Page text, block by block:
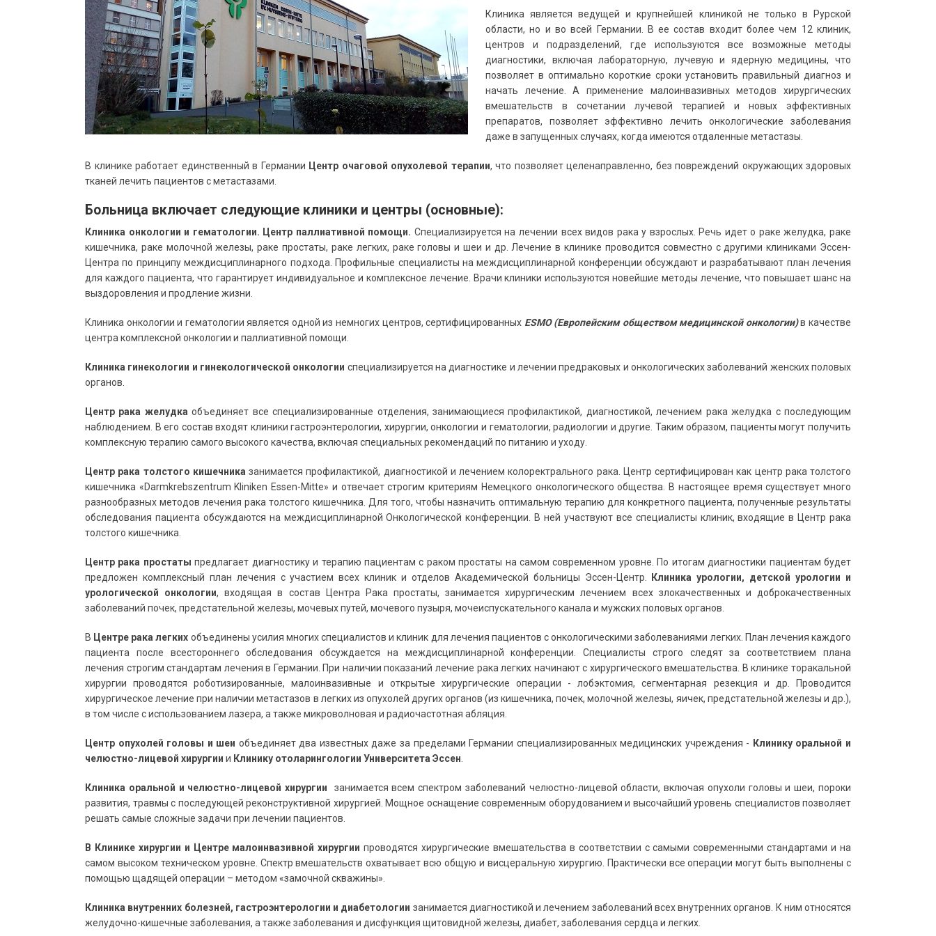
Клиника является ведущей и крупнейшей клиникой не только в Рурской
области, но и во всей Германии. В ее состав входит более чем 12 клиник,
центров и подразделений, где используются все возможные методы
диагностики, включая лабораторную, лучевую и ядерную медицины, что
позволяет в оптимально короткие сроки установить правильный диагноз и
начать лечение. А применение малоинвазивных методов хирургических
вмешательств в сочетании лучевой терапией и новых эффективных
препаратов, позволяет эффективно лечить онкологические заболевания
даже в запущенных случаях, когда имеются отдаленные метастазы.
В клинике работает единственный в Германии Центр очаговой опухолевой терапии, что позволяет целенаправленно, без повреждений окружающих здоровых
тканей лечить пациентов с метастазами.
Больница включает следующие клиники и центры (основные):
Клиника онкологии и гематологии. Центр паллиативной помощи. Специализируется на лечении всех видов рака у взрослых. Речь идет о раке желудка, раке
кишечника, раке молочной железы, раке простаты, раке легких, раке головы и шеи и др. Лечение в клинике проводится совместно с другими клиниками Эссен-
Центра по принципу междисциплинарного подхода. Профильные специалисты на междисциплинарной конференции обсуждают и разрабатывают план лечения
для каждого пациента, что гарантирует индивидуальное и комплексное лечение. Врачи клиники используются новейшие методы лечение, что повышает шанс на
выздоровления и продление жизни.
Клиника онкологии и гематологии является одной из немногих центров, сертифицированных ESMO (Европейским обществом медицинской онкологии)в качестве
центра комплексной онкологии и паллиативной помощи.
Клиника гинекологии и гинекологической онкологии специализируется на диагностике и лечении предраковых и онкологических заболеваний женских половых
органов.
Центр рака желудка объединяет все специализированные отделения, занимающиеся профилактикой, диагностикой, лечением рака желудка с последующим
наблюдением. В его состав входят клиники гастроэнтерологии, хирургии, онкологии и гематологии, радиологии и другие. Таким образом, пациенты могут получить
комплексную терапию самого высокого качества, включая специальных рекомендаций по питанию и уходу.
Центр рака толстого кишечника занимается профилактикой, диагностикой и лечением колоректрального рака. Центр сертифицирован как центр рака толстого
кишечника «Darmkrebszentrum Kliniken Essen-Mitte» и отвечает строгим критериям Немецкого онкологического общества. В настоящее время существует много
разнообразных методов лечения рака толстого кишечника. Для того, чтобы назначить оптимальную терапию для конкретного пациента, полученные результаты
обследования пациента обсуждаются на междисциплинарной Онкологической конференции. В ней участвуют все специалисты клиник, входящие в Центр рака
толстого кишечника.
Центр рака простаты предлагает диагностику и терапию пациентам с раком простаты на самом современном уровне. По итогам диагностики пациентам будет
предложен комплексный план лечения с участием всех клиник и отделов Академической больницы Эссен-Центр.
Клиника урологии, детской урологии и
урологической онкологии, входящая в состав Центра Рака простаты, занимается хирургическим лечением всех злокачественных и доброкачественных
заболеваний почек, предстательной железы, мочевых путей, мочевого пузыря, мочеиспускательного канала и мужских половых органов.
В Центре рака легких объединены усилия многих специалистов и клиник для лечения пациентов с онкологическими заболеваниями легких. План лечения каждого
пациента после всестороннего обследования обсуждается на междисциплинарной конференции. Специалисты строго следят за соответствием плана
лечения строгим стандартам лечения в Германии. При наличии показаний лечение рака легких начинают с хирургического вмешательства. В клинике торакальной
хирургии проводятся роботизированные, малоинвазивные и открытые хирургические операции - лобэктомия, сегментарная резекция и др. Проводится
хирургическое лечение при наличии метастазов в легких из опухолей других органов (из кишечника, почек, молочной железы, яичек, предстательной железы и др.),
в том числе с использованием лазера, а также микроволновая и радиочастотная абляция.
Центр опухолей головы и шеи объединяет два известных даже за пределами Германии специализированных медицинских учреждения - Клинику оральной и
челюстно-лицевой хирургии и Клинику отоларингологии Университета Эссен
Клиника оральной и челюстно-лицевой хирургии
занимается всем спектром заболеваний челюстно-лицевой области, включая опухоли головы и шеи, пороки
развития, травмы с последующей реконструктивной хирургией. Мощное оснащение современным оборудованием и высочайший уровень специалистов позволяет
решать самые сложные задачи при лечении пациентов.
В Клинике хирургии и Центре малоинвазивной хирургии проводятся хирургические вмешательства в соответствии с самыми современными стандартами и на
самом высоком техническом уровне. Спектр вмешательств охватывает всю общую и висцеральную хирургию. Практически все операции могут быть выполнены с
помощью щадящей операции – методом «замочной скважины».
Клиника внутренних болезней, гастроэнтерологии и диабетологии занимается диагностикой и лечением заболеваний всех внутренних органов. К ним относятся
желудочно-кишечные заболевания, а также заболевания и дисфункция щитовидной железы, диабет, заболевания сердца и легких.